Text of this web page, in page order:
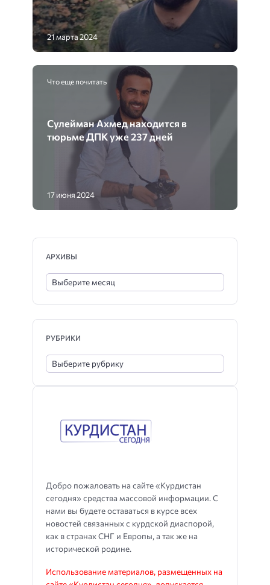
21 марта 2024
Что еще почитать
Сулейман Ахмед находится в
тюрьме ДПК уже 237 дней
17 июня 2024
Добро пожаловать на сайте «Курдистан
сегодня» средства массовой информации. С
нами вы будете оставаться в курсе всех
новостей связанных с курдской диаспорой,
как в странах СНГ и Европы, а так же на
исторической родине.
Использование материалов, размещенных на
АРХИВЫ
РУБРИКИ